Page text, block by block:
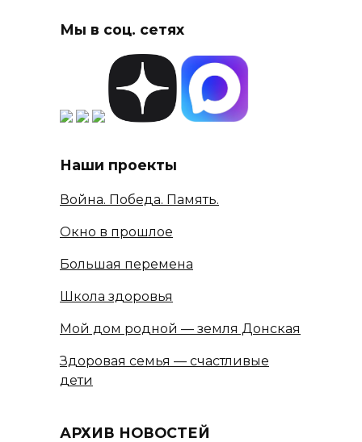
Мы в соц. сетях
Наши проекты
Война. Победа. Память.
Окно в прошлое
Большая перемена
Школа здоровья
Мой дом родной — земля Донская
Здоровая семья — счастливые
дети
АРХИВ НОВОСТЕЙ